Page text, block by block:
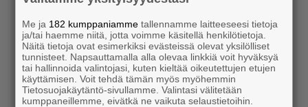
Me ja 182 kumppaniamme tallennamme laitteeseesi tietoja
ja/tai haemme niitä, jotta voimme käsitellä henkilötietoja.
Näitä tietoja ovat esimerkiksi evästeissä olevat yksilölliset
tunnisteet. Napsauttamalla alla olevaa linkkiä voit hyväksyä
tai hallinnoida valintojasi, kuten kieltää oikeutettujen etujen
käyttämisen. Voit tehdä tämän myös myöhemmin
Tietosuojakäytäntö-sivullamme. Valintasi välitetään
kumppaneillemme, eivätkä ne vaikuta selaustietoihin.